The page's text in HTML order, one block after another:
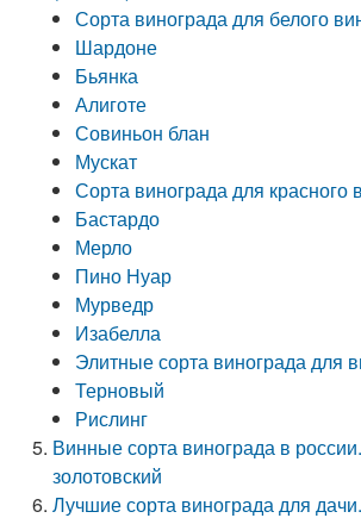
Сорта винограда для белого
Шардоне
Бьянка
Алиготе
Совиньон блан
Мускат
Сорта винограда для красного
Бастардо
Мерло
Пино Нуар
Мурведр
Изабелла
Элитные сорта винограда для
Терновый
Рислинг
Винные сорта винограда в
золотовский
Лучшие сорта винограда для